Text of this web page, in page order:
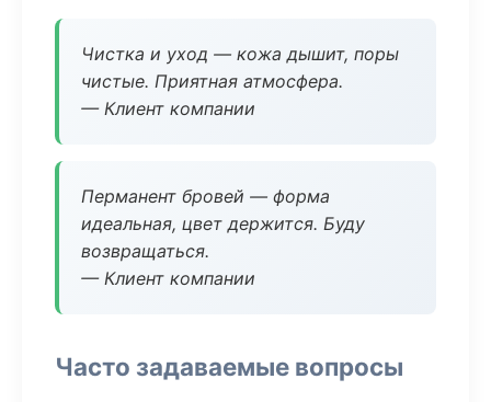
Чистка и уход — кожа дышит, поры
чистые. Приятная атмосфера.
— Клиент компании
Перманент бровей — форма
идеальная, цвет держится. Буду
возвращаться.
— Клиент компании
Часто задаваемые вопросы